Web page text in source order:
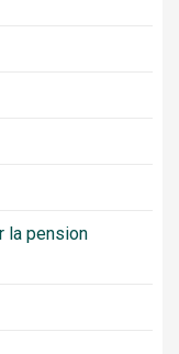
la pension